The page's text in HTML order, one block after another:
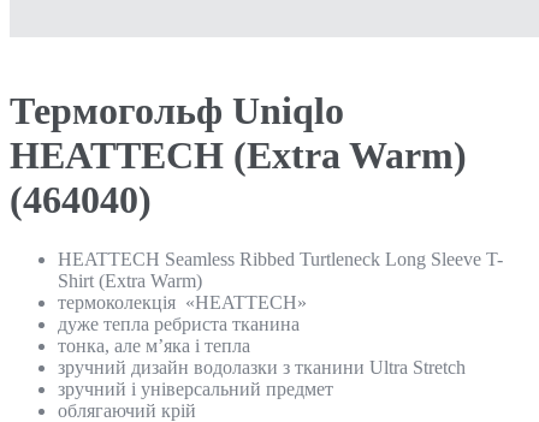
Термогольф Uniqlo
HEATTECH (Extra Warm)
(464040)
HEATTECH Seamless Ribbed Turtleneck Long Sleeve T-
Shirt (Extra Warm)
термоколекція «HEATTECH»
дуже тепла ребриста тканина
тонка, але м’яка і тепла
зручний дизайн водолазки з тканини Ultra Stretch
зручний і універсальний предмет
облягаючий крій